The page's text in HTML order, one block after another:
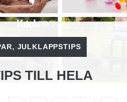
, JULKLAPPSTIPS
TILL HELA